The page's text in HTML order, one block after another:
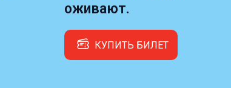
оживают.
КУПИТЬ БИЛЕТ